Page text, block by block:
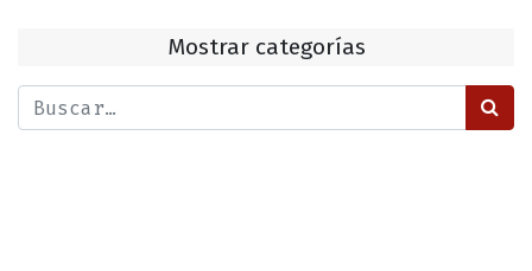
Mostrar categorías